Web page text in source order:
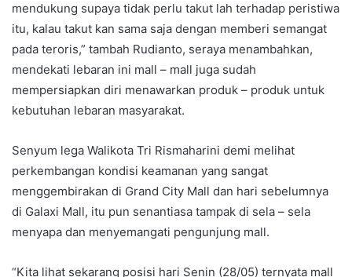
mendukung supaya tidak perlu takut lah terhadap peristiwa
itu, kalau takut kan sama saja dengan memberi semangat
pada teroris,” tambah Rudianto, seraya menambahkan,
mendekati lebaran ini mall – mall juga sudah
mempersiapkan diri menawarkan produk – produk untuk
kebutuhan lebaran masyarakat.
Senyum lega Walikota Tri Rismaharini demi melihat
perkembangan kondisi keamanan yang sangat
menggembirakan di Grand City Mall dan hari sebelumnya
di Galaxi Mall, itu pun senantiasa tampak di sela – sela
menyapa dan menyemangati pengunjung mall.
“Kita lihat sekarang posisi hari Senin (28/05) ternyata mall